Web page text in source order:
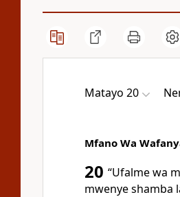
Matayo 20
Mfano Wa
20 “Ufalme wa
mwenye shamba